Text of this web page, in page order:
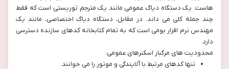
هاست. یک دستگاه دیاگ عمومی مانند یک مترجم توریستی است که فقط
چند جمله کلی می داند. در مقابل، دستگاه دیاگ اختصاصی، مانند یک
مهندس نرم افزار بومی است که به تمام کتابخانه کدهای سازنده دسترسی
دارد.
محدودیت های مرگبار اسکنرهای عمومی:
تنها کدهای مرتبط با آلایندگی و موتور را می خوانند.